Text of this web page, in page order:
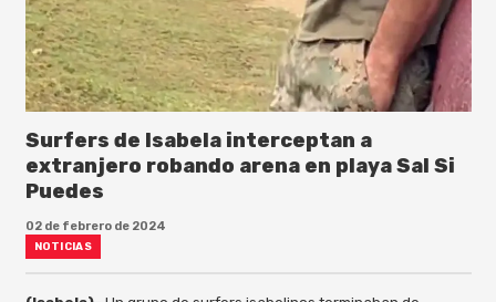
Surfers de Isabela interceptan a
extranjero robando arena en playa Sal Si
Puedes
02 de febrero de 2024
NOTICIAS